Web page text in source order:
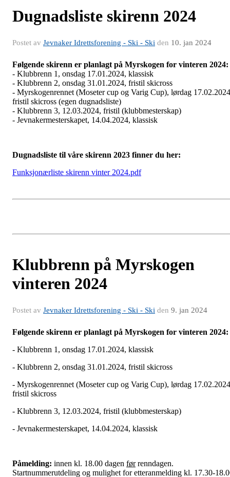
Dugnadsliste skirenn 2024
Postet av Jevnaker Idrettsforening - Ski - Ski den 10. jan 2024
Følgende skirenn er planlagt på Myrskogen for vinteren 2024:
- Klubbrenn 1, onsdag 17.01.2024, klassisk
- Klubbrenn 2, onsdag 31.01.2024, fristil skicross
- Myrskogenrennet (Moseter cup og Varig Cup), lørdag
fristil skicross (egen dugnadsliste)
- Klubbrenn 3, 12.03.2024, fristil (klubbmesterskap)
- Jevnakermesterskapet, 14.04.2024, klassisk
Dugnadsliste til våre skirenn 2023 finner du her:
Funksjonærliste skirenn vinter 2024.pdf
Klubbrenn på Myrskogen
vinteren 2024
Postet av Jevnaker Idrettsforening - Ski - Ski den 9. jan 2024
Følgende skirenn er planlagt på Myrskogen for vinteren 2024:
- Klubbrenn 1, onsdag 17.01.2024, klassisk
- Klubbrenn 2, onsdag 31.01.2024, fristil skicross
- Myrskogenrennet (Moseter cup og Varig Cup), lørdag
fristil skicross
- Klubbrenn 3, 12.03.2024, fristil (klubbmesterskap)
- Jevnakermesterskapet, 14.04.2024, klassisk
Påmelding: innen kl. 18.00 dagen førrenndagen.
Startnummerutdeling og mulighet for etteranmelding kl. 17.30-